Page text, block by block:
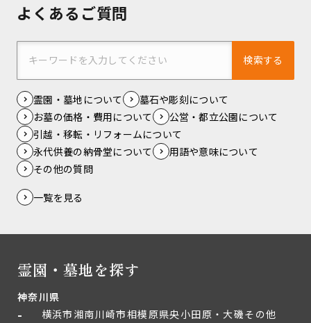
よくあるご質問
検索する
霊園・墓地について
墓石や彫刻について
お墓の価格・費用について
公営・都立公園について
引越・移転・リフォームについて
永代供養の納骨堂について
用語や意味について
その他の質問
一覧を見る
霊園・墓地を探す
神奈川県
横浜市 湘南川崎市相模原県央小田原・大磯その他